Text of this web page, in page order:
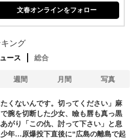
文春オンラインをフォロー
キング
ース 総合
週間 月間 写真
たくないんです。切ってください」麻
腕を切断した少女、瞼も唇も真っ黒
がり「この仇、討って下さい」と息
年…原爆投下直後に“広島の離島で起